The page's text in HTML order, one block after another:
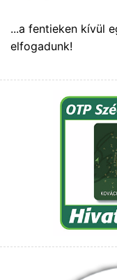
...a fentieken kívül
elfogadunk!